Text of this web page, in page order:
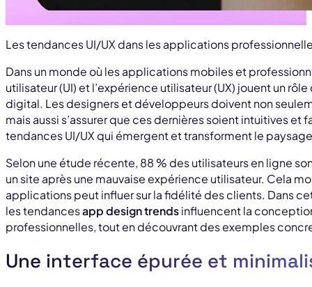
Les tendances UI/UX dans les applications
Dans un monde où les applications mobiles et
utilisateur (UI) et l’expérience utilisateur (UX) jouent un
digital. Les designers et développeurs doivent non
mais aussi s’assurer que ces dernières soient intuitives et
tendances UI/UX qui émergent et transforment le
Selon une étude récente, 88 % des utilisateurs en ligne
un site après une mauvaise expérience utilisateur. Cela
applications peut influer sur la fidélité des clients. Dans
les tendancesapp design trendsinfluencent la
professionnelles, tout en découvrant des exemples
Une interface épurée et